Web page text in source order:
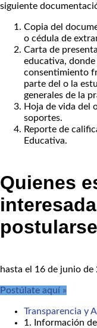
siguiente
Copia del
o cédula de
Carta de
educativa,
consentimiento
parte del o la
generales de la
Hoja de vida del
soportes.
Reporte de
Educativa.
Quienes
postularse
hasta el 16 de junio de
Postúlate aquí »
Transparencia y
1. Información